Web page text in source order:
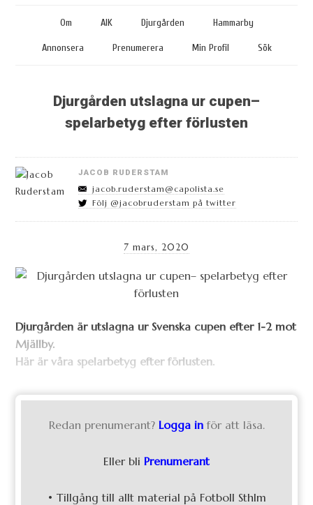
Om AIK Djurgården Hammarby
Annonsera Prenumerera Min Profil Sök
Djurgården utslagna ur cupen–
spelarbetyg efter förlusten
JACOB RUDERSTAM
jacob.ruderstam@capolista.se
Följ @jacobruderstam på twitter
7 mars, 2020
Djurgården är utslagna ur Svenska cupen efter 1-2 mot
Mjällby.
Här är våra spelarbetyg efter förlusten.
Redan prenumerant? Logga in för att läsa.
Eller bli Prenumerant
• Tillgång till allt material på Fotboll Sthlm